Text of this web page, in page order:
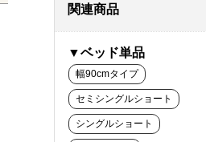
関連商品
▼ベッド単品
幅90cmタイプ
セミシングルショート
シングルショート